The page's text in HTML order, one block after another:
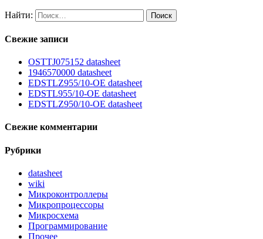
Найти:
Свежие записи
OSTTJ075152 datasheet
1946570000 datasheet
EDSTLZ955/10-OE datasheet
EDSTL955/10-OE datasheet
EDSTLZ950/10-OE datasheet
Свежие комментарии
Рубрики
datasheet
wiki
Микроконтроллеры
Микропроцессоры
Микросхема
Программирование
Прочее